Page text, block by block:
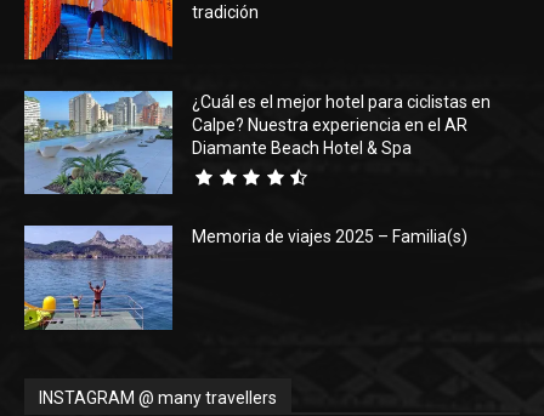
tradición
¿Cuál es el mejor hotel para ciclistas en
Calpe? Nuestra experiencia en el AR
Diamante Beach Hotel & Spa
Memoria de viajes 2025 – Familia(s)
INSTAGRAM @ many travellers